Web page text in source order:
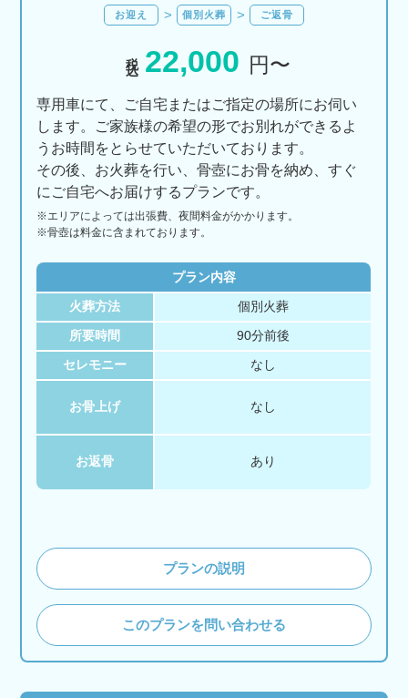
お迎え 個別火葬 ご返骨
22,000 円〜
専用車にて、ご自宅またはご指定の場所にお伺い
します。ご家族様の希望の形でお別れができるよ
うお時間をとらせていただいております。
その後、お火葬を行い、骨壺にお骨を納め、すぐ
にご自宅へお届けするプランです。
※エリアによっては出張費、夜間料金がかかります。
※骨壺は料金に含まれております。
プラン内容
火葬方法 個別火葬
所要時間 90分前後
セレモニー なし
お骨上げ なし
お返骨 あり
プランの説明
このプランを問い合わせる